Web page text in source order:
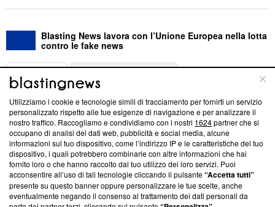
Blasting News lavora con l’Unione Europea nella lotta
contro le fake news
ABOUT
Questa sezione offre informazioni trasparenti su Blasting
News, sui nostri processi editoriali e su come ci impegniamo a
creare news di qualità. Inoltre, afferma la nostra aderenza a
‘Trust Project - News with Integrity’Blasting News non è
ancora membro del programma, ma ha richiesto di farne
parte; Trust Project non ha ancora effettuato una verifica di
conformità agli standard.
Utilizziamo i cookie e tecnologie simili di tracciamento per fornirti un servizio
personalizzato rispetto alle tue esigenze di navigazione e per analizzare il
nostro traffico. Raccogliamo e condividiamo con i nostri 1624partner che si
occupano di analisi dei dati web, pubblicità e social media, alcune
informazioni sul tuo dispositivo, come l’indirizzo IP e le caratteristiche del tuo
dispositivo, i quali potrebbero combinarle con altre informazioni che hai
fornito loro o che hanno raccolto dal tuo utilizzo dei loro servizi. Puoi
acconsentire all’uso di tali tecnologie cliccando il pulsante“Accetta tutti”
presente su questo banner oppure personalizzare le tue scelte, anche
eventualmente negando il consenso al trattamento dei dati personali da